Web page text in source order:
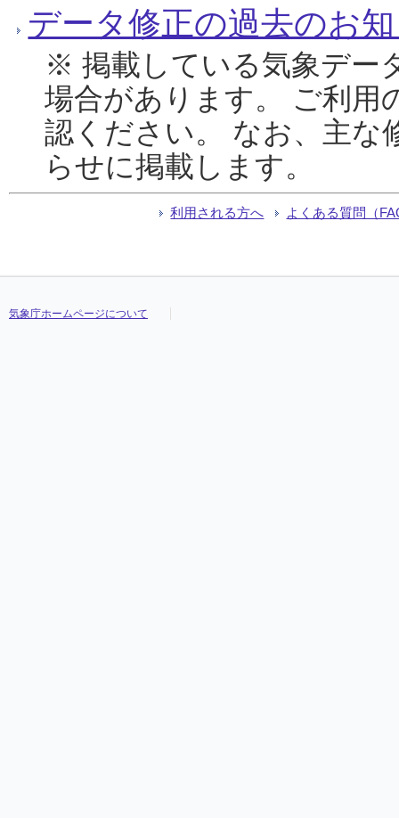
データ修正の過去のお
※ 掲載している気象デー
場合があります。 ご利用
認ください。 なお、主な
らせに掲載します。
利用される方へ よくある質問（
気象庁ホームページについて